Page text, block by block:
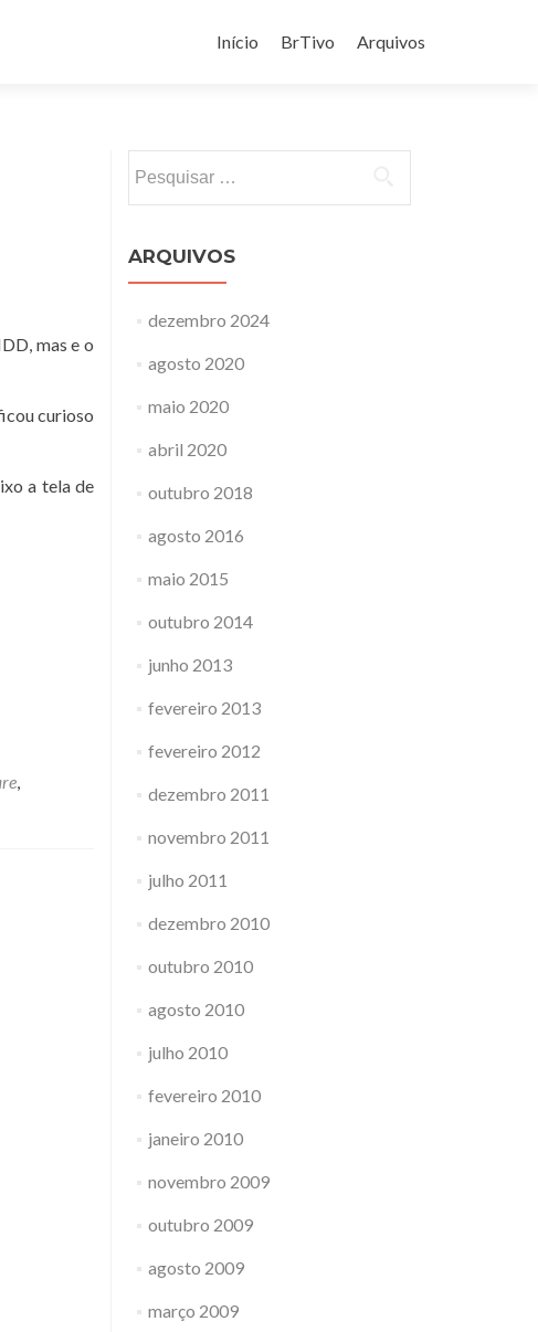
para
Início BrTivo Arquivos
mas e o
curioso
a tela de
por:
ARQUIVOS
dezembro 2024
agosto 2020
maio 2020
abril 2020
outubro 2018
agosto 2016
maio 2015
outubro 2014
junho 2013
fevereiro 2013
fevereiro 2012
dezembro 2011
novembro 2011
julho 2011
dezembro 2010
outubro 2010
agosto 2010
julho 2010
fevereiro 2010
janeiro 2010
novembro 2009
outubro 2009
agosto 2009
março 2009